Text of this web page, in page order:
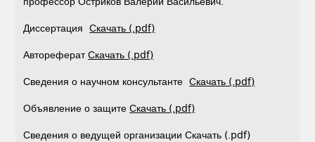
ДиссертацияСкачать (.pdf)
АвторефератСкачать (.pdf)
Сведения о научном консультантеСкачать (.pdf)
Объявление о защитеСкачать (.pdf)
Сведения о ведущей организации Скачать (.pdf)